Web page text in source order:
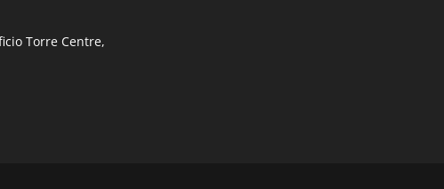
Torre Centre,